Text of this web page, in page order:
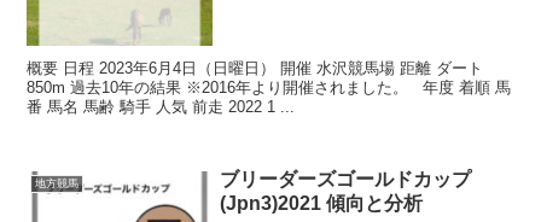
概要 日程 2023年6月4日（日曜日） 開催 水沢競馬場 距離 ダート
850m 過去10年の結果 ※2016年より開催されました。 年度 着順 馬
番 馬名 馬齢 騎手 人気 前走 2022 1 ...
地方競馬
ブリーダーズゴールドカップ
(Jpn3)2021 傾向と分析